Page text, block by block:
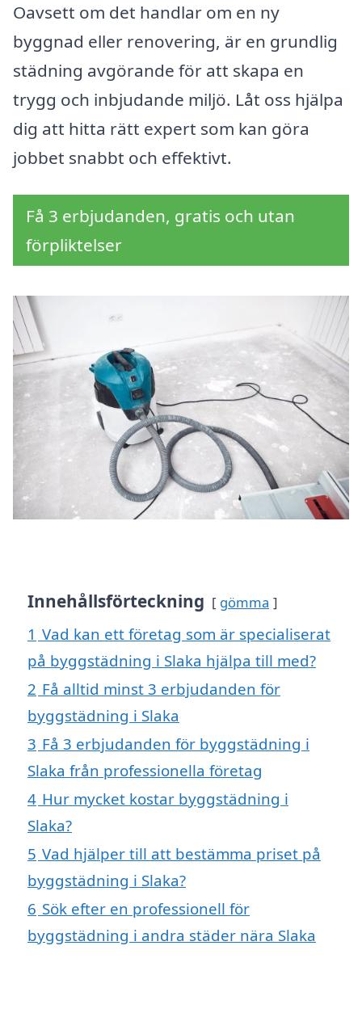
Oavsett om det handlar om en ny
byggnad eller renovering, är en grundlig
städning avgörande för att skapa en
trygg och inbjudande miljö. Låt oss hjälpa
dig att hitta rätt expert som kan göra
jobbet snabbt och effektivt.
Få 3 erbjudanden, gratis och utan
förpliktelser
Innehållsförteckning gömma
1 Vad kan ett företag som är specialiserat
på byggstädning i Slaka hjälpa till med?
2 Få alltid minst 3 erbjudanden för
byggstädning i Slaka
3 Få 3 erbjudanden för byggstädning i
Slaka från professionella företag
4 Hur mycket kostar byggstädning i
Slaka?
5 Vad hjälper till att bestämma priset på
byggstädning i Slaka?
6 Sök efter en professionell för
byggstädning i andra städer nära Slaka